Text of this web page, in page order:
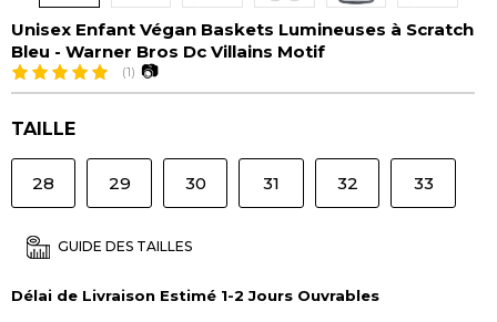
Unisex Enfant Végan Baskets Lumineuses à Scratch
Bleu - Warner Bros Dc Villains Motif
(1) 📷
TAILLE
28 29 30 31 32 33
GUIDE DES TAILLES
Délai de Livraison Estimé 1-2 Jours Ouvrables